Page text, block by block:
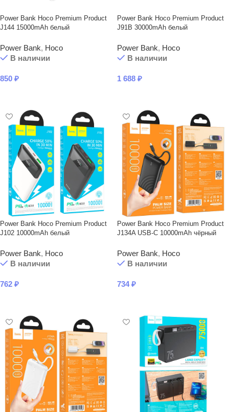
Power Bank Hoco Premium Product
J144 15000mAh белый
Power Bank, Hoco
В наличии
850 ₽
Power Bank Hoco Premium Product
J91B 30000mAh белый
Power Bank, Hoco
В наличии
1 688 ₽
Power Bank Hoco Premium Product
J102 10000mAh белый
Power Bank, Hoco
В наличии
762 ₽
Power Bank Hoco Premium Product
J134A USB-C 10000mAh чёрный
Power Bank, Hoco
В наличии
734₽